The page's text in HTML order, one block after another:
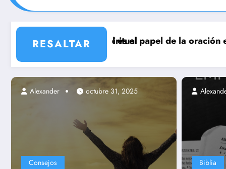
RESALTAR
en mi vida Cuál es el mensaje de
Consejos
Alexander octubre 31, 2025
Biblia
Alexander marzo 12, 2024